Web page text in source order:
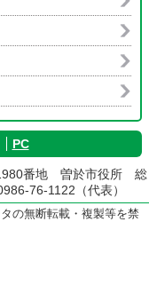
PC
番地 曽於市役所 総
76-1122（代表）
の無断転載・複製等を禁